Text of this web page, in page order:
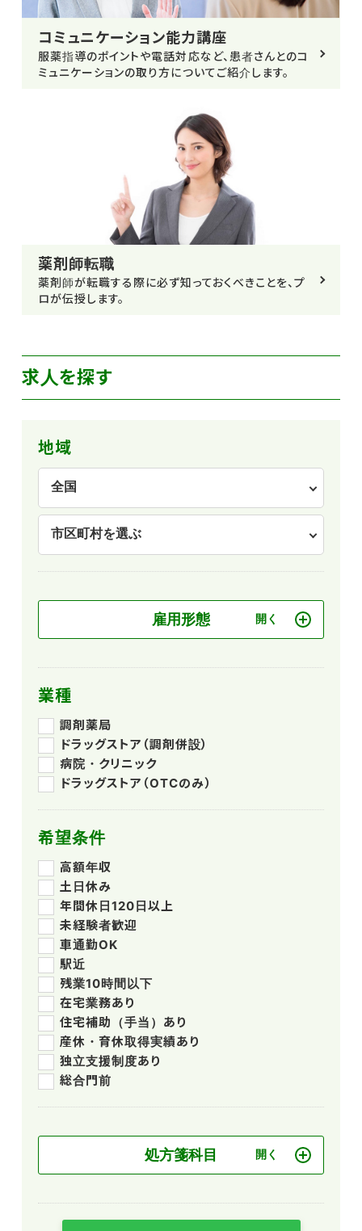
コミュニケーション能力講座
服薬指導のポイントや電話対応など、患者さんとのコ
ミュニケーションの取り方についてご紹介します。
薬剤師転職
薬剤師が転職する際に必ず知っておくべきことを、プ
ロが伝授します。
求人を探す
地域
雇用形態
業種
調剤薬局
ドラッグストア（調剤併設）
病院・クリニック
ドラッグストア（OTCのみ）
希望条件
高額年収
土日休み
年間休日120日以上
未経験者歓迎
車通勤OK
駅近
残業10時間以下
在宅業務あり
住宅補助（手当）あり
産休・育休取得実績あり
独立支援制度あり
総合門前
処方箋科目